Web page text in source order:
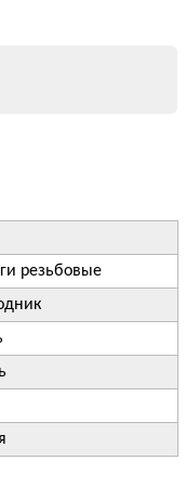
резьбовые